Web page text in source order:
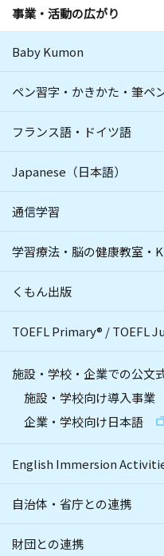
事業・活動の広がり
Baby Kumon
ペン習字・かきかた・筆ペ
フランス語・ドイツ語
Japanese（日本語）
通信学習
学習療法・脳の健康教室・
くもん出版
TOEFL Primary® /TOEFL
施設・学校・企業での公文
施設・学校向け導入事業
企業・学校向け日本語
English Immersion
自治体・省庁との連携
財団との連携